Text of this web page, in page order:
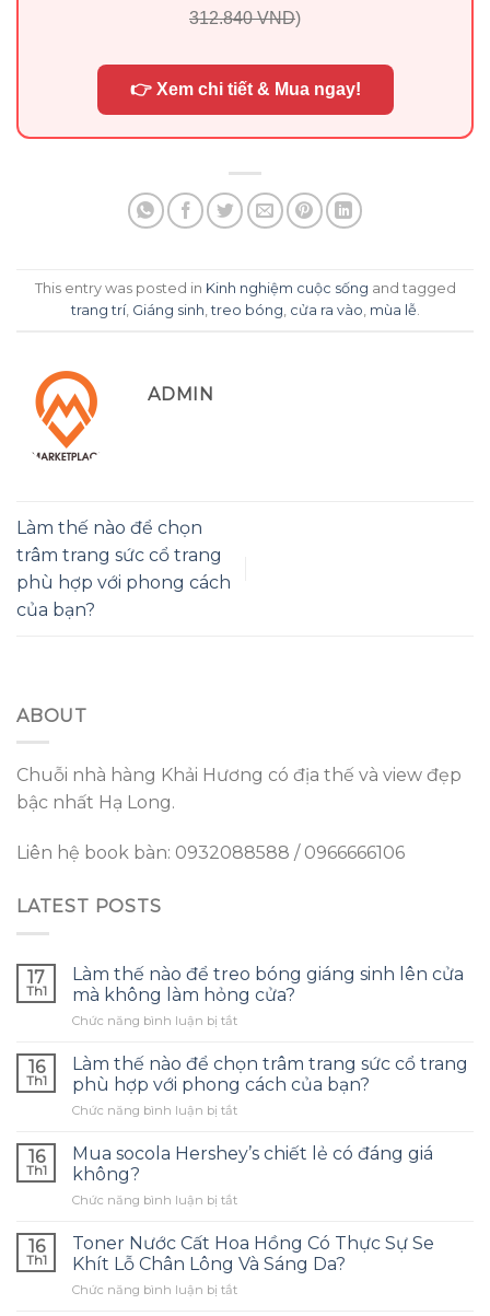
312.840 VND)
👉 Xem chi tiết & Mua ngay!
This entry was posted in Kinh nghiệm cuộc sống and tagged
trang trí, Giáng sinh ,treo bóng cửa ra vào mùa lễ
ADMIN
Làm thế nào để chọn
trâm trang sức cổ trang
phù hợp với phong cách
của bạn?
ABOUT
Chuỗi nhà hàng Khải Hương có địa thế và view đẹp
bậc nhất Hạ Long.
Liên hệ book bàn: 0932088588 / 0966666106
LATEST POSTS
17
Th1
Làm thế nào để treo bóng giáng sinh lên cửa
mà không làm hỏng cửa?
Chức năng bình luận bị tắtở
nào
để
treo
giáng
sinh
cửa
không
làm
cửa?
16
Th1
Làm thế nào để chọn trâm trang sức cổ trang
phù hợp với phong cách của bạn?
Chức năng bình luận bị tắtở
thế
nào
chọn
trang
sức
trang
16
Th1
Mua socola Hershey’s chiết lẻ có đáng giá
không?
Chức năng bình luận bị tắtở
socola
Hershey’s
chiết
lẻ
16
Th1
Toner Nước Cất Hoa Hồng Có Thực Sự Se
Khít Lỗ Chân Lông Và Sáng Da?
Chức năng bình luận bị tắtở